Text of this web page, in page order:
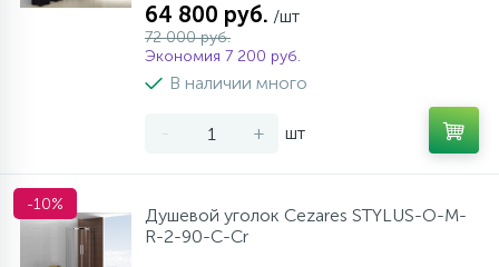
64 800 руб. /шт
72 000 руб.
Экономия 7 200 руб.
В наличии много
- + шт
-10%
Душевой уголок Cezares STYLUS-O-M-
R-2-90-C-Cr